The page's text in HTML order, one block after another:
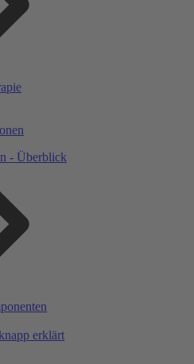
- Überblick
erklärt